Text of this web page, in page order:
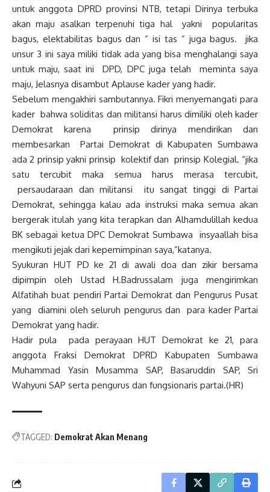
untuk anggota DPRD provinsi NTB, tetapi Dirinya terbuka
akan maju asalkan terpenuhi tiga hal yakni popularitas
bagus, elektabilitas bagus dan ” isi tas ” juga bagus. jika
unsur 3 ini saya miliki tidak ada yang bisa menghalangi saya
untuk maju, saat ini DPD, DPC juga telah meminta saya
maju, Jelasnya disambut Aplause kader yang hadir.
Sebelum mengakhiri sambutannya. Fikri menyemangati para
kader bahwa soliditas dan militansi harus dimiliki oleh kader
Demokrat karena prinsip dirinya mendirikan dan
membesarkan Partai Demokrat di Kabupaten Sumbawa
ada 2 prinsip yakni prinsip kolektif dan prinsip Kolegial. “jika
satu tercubit maka semua harus merasa tercubit,
persaudaraan dan militansi itu sangat tinggi di Partai
Demokrat, sehingga kalau ada instruksi maka semua akan
bergerak itulah yang kita terapkan dan Alhamdulillah kedua
BK sebagai ketua DPC Demokrat Sumbawa insyaallah bisa
mengikuti jejak dari kepemimpinan saya,”katanya.
Syukuran HUT PD ke 21 di awali doa dan zikir bersama
dipimpin oleh Ustad H.Badrussalam juga mengirimkan
Alfatihah buat pendiri Partai Demokrat dan Pengurus Pusat
yang diamini oleh seluruh pengurus dan para kader Partai
Demokrat yang hadir.
Hadir pula pada perayaan HUT Demokrat ke 21, para
anggota Fraksi Demokrat DPRD Kabupaten Sumbawa
Muhammad Yasin Musamma SAP, Basaruddin SAP, Sri
Wahyuni SAP serta pengurus dan fungsionaris partai.(HR)
TAGGED: Demokrat Akan Menang